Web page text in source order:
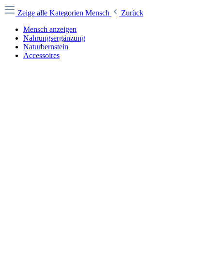
Zeige alle Kategorien Mensch
Zurück
Mensch anzeigen
Nahrungsergänzung
Naturbernstein
Accessoires